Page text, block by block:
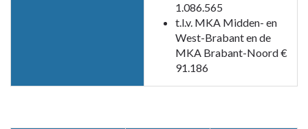
1.086.565
t.l.v. MKA Midden- en
West-Brabant en de
MKA Brabant-Noord €
91.186